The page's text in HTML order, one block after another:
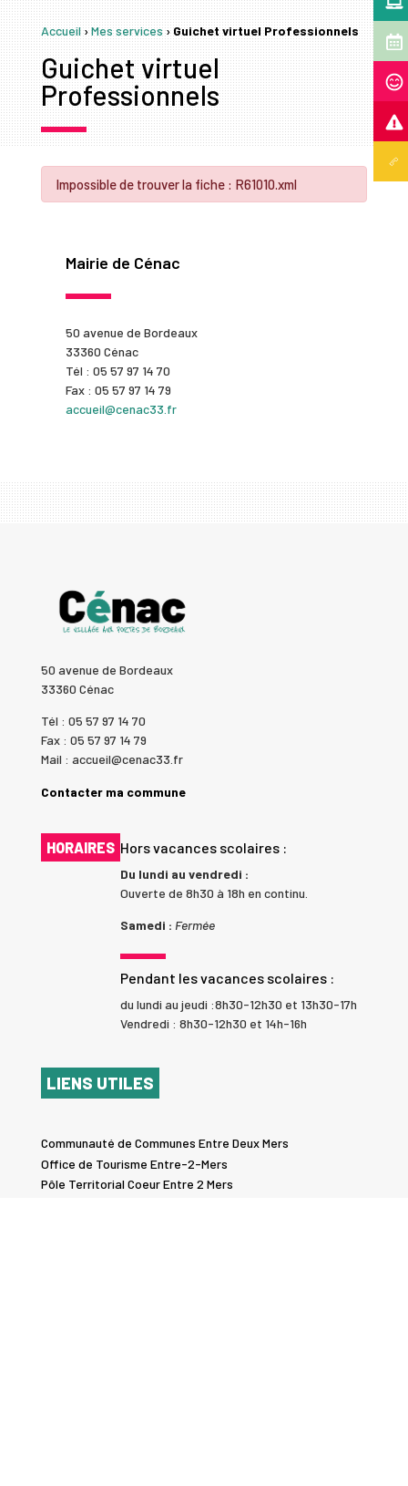
Accueil›Mes services›Guichet virtuel Professionnels
Guichet virtuel
Professionnels
Impossible de trouver la fiche : R61010.xml
Mairie de Cénac
50 avenue de Bordeaux
33360 Cénac
Tél : 05 57 97 14 70
Fax : 05 57 97 14 79
accueil@cenac33.fr
50 avenue de Bordeaux
33360 Cénac
Tél : 05 57 97 14 70
Fax : 05 57 97 14 79
Mail : accueil@cenac33.fr
Contacter ma commune
HORAIRES Hors vacances scolaires :
Du lundi au vendredi :
Ouverte de 8h30 à 18h en continu.
Samedi : Fermée
Pendant les vacances scolaires :
du lundi au jeudi :8h30-12h30 et 13h30-17h
Vendredi : 8h30-12h30 et 14h-16h
LIENS UTILES
Communauté de Communes Entre Deux Mers
Office de Tourisme Entre-2-Mers
Pôle Territorial Coeur Entre 2 Mers